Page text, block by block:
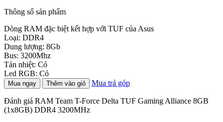
Thông số sản phẩm
Dòng RAM đặc biệt kết hợp với TUF của Asus
Loại: DDR4
Dung lượng: 8Gb
Bus: 3200Mhz
Tản nhiệt: Có
Led RGB: Có
Mua ngay Thêm vào giỏ Mua trả góp
Đánh giá RAM Team T-Force Delta TUF Gaming Alliance 8GB
(1x8GB) DDR4 3200MHz